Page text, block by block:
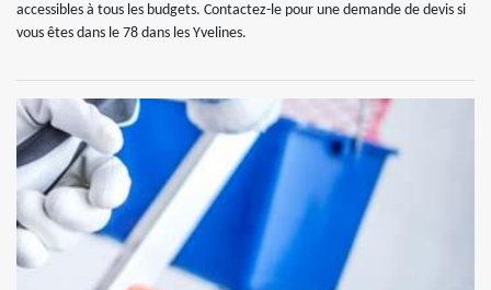
accessibles à tous les budgets. Contactez-le pour une demande de devis si
vous êtes dans le 78 dans les Yvelines.